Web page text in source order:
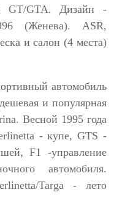
GT/GTA. Дизайн -
(Женева). ASR,
и салон (4 места)
автомобиль
и популярная
Весной 1995 года
- купе, GTS -
F1 -управление
автомобиля.
Targa - лето